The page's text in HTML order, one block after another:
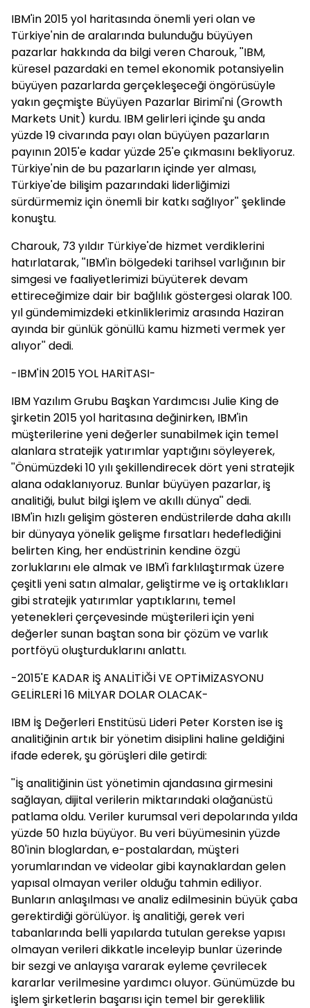
IBM'in 2015 yol haritasında önemli yeri olan ve
Türkiye'nin de aralarında bulunduğu büyüyen
pazarlar hakkında da bilgi veren Charouk, ''IBM,
küresel pazardaki en temel ekonomik potansiyelin
büyüyen pazarlarda gerçekleşeceği öngörüsüyle
yakın geçmişte Büyüyen Pazarlar Birimi'ni (Growth
Markets Unit) kurdu. IBM gelirleri içinde şu anda
yüzde 19 civarında payı olan büyüyen pazarların
payının 2015'e kadar yüzde 25'e çıkmasını bekliyoruz.
Türkiye'nin de bu pazarların içinde yer alması,
Türkiye'de bilişim pazarındaki liderliğimizi
sürdürmemiz için önemli bir katkı sağlıyor'' şeklinde
konuştu.
Charouk, 73 yıldır Türkiye'de hizmet verdiklerini
hatırlatarak, ''IBM'in bölgedeki tarihsel varlığının bir
simgesi ve faaliyetlerimizi büyüterek devam
ettireceğimize dair bir bağlılık göstergesi olarak 100.
yıl gündemimizdeki etkinliklerimiz arasında Haziran
ayında bir günlük gönüllü kamu hizmeti vermek yer
alıyor'' dedi.
-IBM'İN 2015 YOL HARİTASI-
IBM Yazılım Grubu Başkan Yardımcısı Julie King de
şirketin 2015 yol haritasına değinirken, IBM'in
müşterilerine yeni değerler sunabilmek için temel
alanlara stratejik yatırımlar yaptığını söyleyerek,
''Önümüzdeki 10 yılı şekillendirecek dört yeni stratejik
alana odaklanıyoruz. Bunlar büyüyen pazarlar, iş
analitiği, bulut bilgi işlem ve akıllı dünya'' dedi.
IBM'in hızlı gelişim gösteren endüstrilerde daha akıllı
bir dünyaya yönelik gelişme fırsatları hedeflediğini
belirten King, her endüstrinin kendine özgü
zorluklarını ele almak ve IBM'i farklılaştırmak üzere
çeşitli yeni satın almalar, geliştirme ve iş ortaklıkları
gibi stratejik yatırımlar yaptıklarını, temel
yetenekleri çerçevesinde müşterileri için yeni
değerler sunan baştan sona bir çözüm ve varlık
portföyü oluşturduklarını anlattı.
-2015'E KADAR İŞ ANALİTİĞİ VE OPTİMİZASYONU
GELİRLERİ 16 MİLYAR DOLAR OLACAK-
IBM İş Değerleri Enstitüsü Lideri Peter Korsten ise iş
analitiğinin artık bir yönetim disiplini haline geldiğini
ifade ederek, şu görüşleri dile getirdi:
''İş analitiğinin üst yönetimin ajandasına girmesini
sağlayan, dijital verilerin miktarındaki olağanüstü
patlama oldu. Veriler kurumsal veri depolarında yılda
yüzde 50 hızla büyüyor. Bu veri büyümesinin yüzde
80'inin bloglardan, e-postalardan, müşteri
yorumlarından ve videolar gibi kaynaklardan gelen
yapısal olmayan veriler olduğu tahmin ediliyor.
Bunların anlaşılması ve analiz edilmesinin büyük çaba
gerektirdiği görülüyor. İş analitiği, gerek veri
tabanlarında belli yapılarda tutulan gerekse yapısı
olmayan verileri dikkatle inceleyip bunlar üzerinde
bir sezgi ve anlayışa vararak eyleme çevrilecek
kararlar verilmesine yardımcı oluyor. Günümüzde bu
işlem şirketlerin başarısı için temel bir gereklilik